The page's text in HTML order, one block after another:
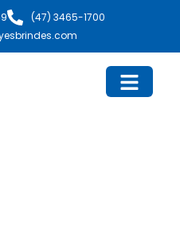
(47) 3465-1700